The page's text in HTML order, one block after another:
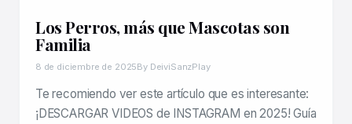
Los Perros, más que Mascotas son
Familia
8 de diciembre de 2025By DeiviSanzPlay
Te recomiendo ver este artículo que es interesante:
¡DESCARGAR VIDEOS de INSTAGRAM en 2025! Guía